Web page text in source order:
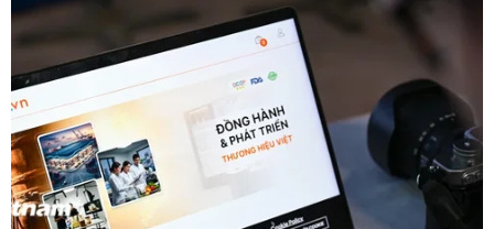
05/08/2026 10:59
Thẻ tín dụng Cake 2in1: Cho phép
đặc quyền thiết kế của người dùng
05/08/2026 09:48